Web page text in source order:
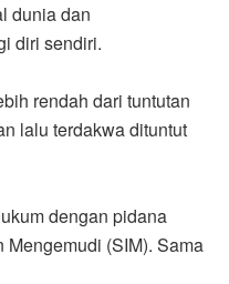
dunia dan
diri sendiri.
rendah dari tuntutan
lalu terdakwa dituntut
dengan pidana
(SIM). Sama